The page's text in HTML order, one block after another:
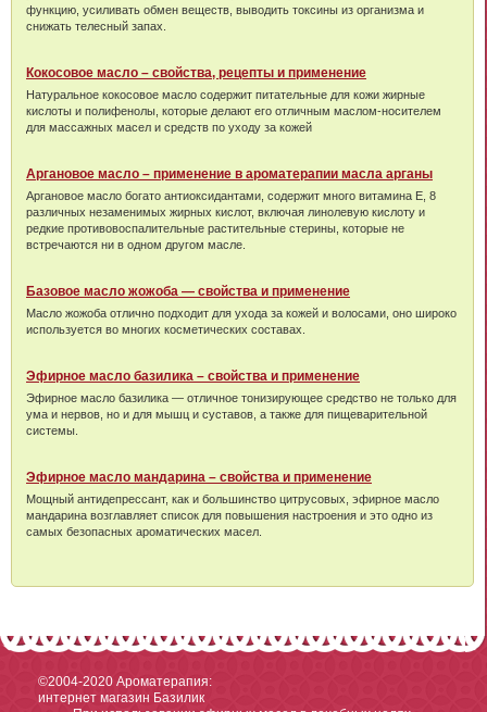
функцию, усиливать обмен веществ, выводить токсины из организма и
снижать телесный запах.
Кокосовое масло – свойства, рецепты и применение
Натуральное кокосовое масло содержит питательные для кожи жирные
кислоты и полифенолы, которые делают его отличным маслом-носителем
для массажных масел и средств по уходу за кожей
Аргановое масло – применение в ароматерапии масла арганы
Аргановое масло богато антиоксидантами, содержит много витамина Е, 8
различных незаменимых жирных кислот, включая линолевую кислоту и
редкие противовоспалительные растительные стерины, которые не
встречаются ни в одном другом масле.
Базовое масло жожоба — свойства и применение
Масло жожоба отлично подходит для ухода за кожей и волосами, оно широко
используется во многих косметических составах.
Эфирное масло базилика – свойства и применение
Эфирное масло базилика — отличное тонизирующее средство не только для
ума и нервов, но и для мышц и суставов, а также для пищеварительной
системы.
Эфирное масло мандарина – свойства и применение
Мощный антидепрессант, как и большинство цитрусовых, эфирное масло
мандарина возглавляет список для повышения настроения и это одно из
самых безопасных ароматических масел.
©2004-2020 Ароматерапия:
интернет магазин Базилик